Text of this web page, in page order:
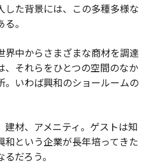
した背景には、この多種多様な
。
界中からさまざまな商材を調達
、それらをひとつの空間のなか
。いわば興和のショールームの
建材、アメニティ。ゲストは知
和という企業が長年培ってきた
だろう。